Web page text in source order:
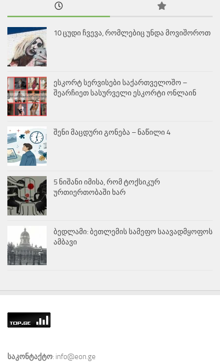
10 ცუდი ჩვევა, რომლებიც უნდა მოვიშოროთ
ესკორტ სერვისები საქართველოშო –
შეარჩიეთ სასურველი ესკორტი ონლაინ
შენი მაცდური გონება – ნაწილი 4
5 ნიშანი იმისა, რომ ტოქსიკურ
ურთიერთობაში ხარ
ბედლამი: ბეთლემის სამეფო საავადმყოფოს
ამბავი
საკონტაქტო: info@eon.ge